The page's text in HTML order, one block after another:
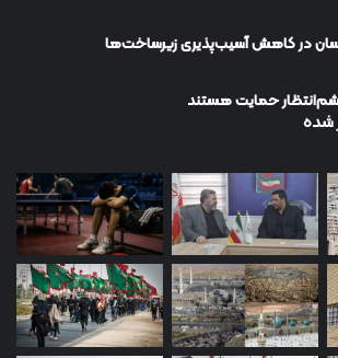
در کاهش آسیب‌پذیری زیرساخت‌ها
حمایت هستند
شده